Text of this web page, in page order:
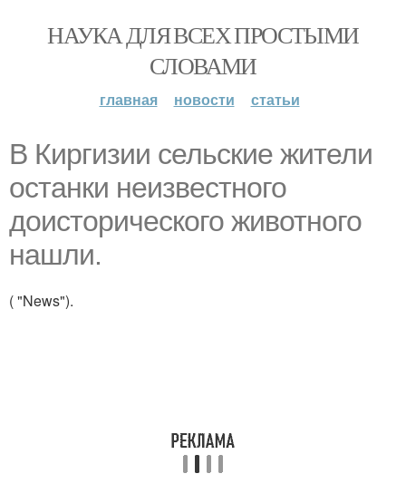
НАУКА ДЛЯ ВСЕХ ПРОСТЫМИ
СЛОВАМИ
главная новости статьи
В Киргизии сельские жители
останки неизвестного
доисторического животного
нашли.
( "News").